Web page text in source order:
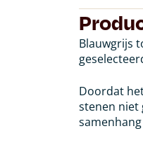
Blauwgrijs
Doordat
stenen niet